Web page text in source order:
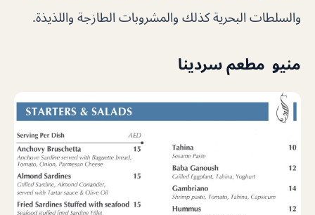
والسلطات البحرية كذلك والمشروبات الطازجة واللذيذة.
منيو مطعم سردينا